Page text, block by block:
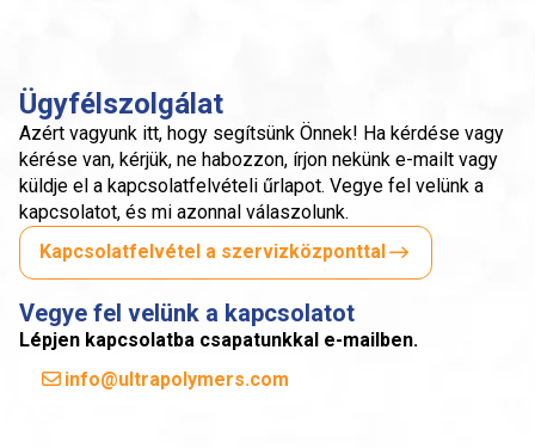
Ügyfélszolgálat
Azért vagyunk itt, hogy segítsünk Önnek! Ha kérdése vagy
kérése van, kérjük, ne habozzon, írjon nekünk e-mailt vagy
küldje el a kapcsolatfelvételi űrlapot. Vegye fel velünk a
kapcsolatot, és mi azonnal válaszolunk.
Kapcsolatfelvétel a szervizközponttal
Vegye fel velünk a kapcsolatot
Lépjen kapcsolatba csapatunkkal e-mailben.
info@ultrapolymers.com